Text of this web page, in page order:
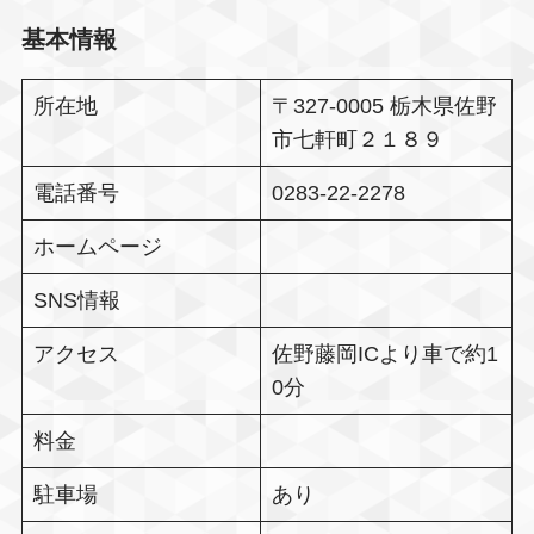
基本情報
所在地
〒327-0005 栃木県佐野
市七軒町２１８９
電話番号 0283-22-2278
ホームページ
SNS情報
アクセス
佐野藤岡ICより車で約1
0分
料金
駐車場 あり